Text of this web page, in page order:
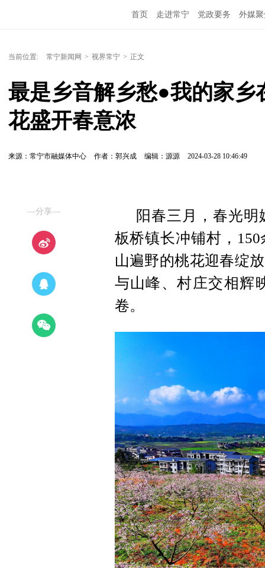
首页 走进常宁 党政要务 外媒
当前位置: 常宁新闻网 > 视界常宁 > 正文
最是乡音解乡愁●我的家乡
花盛开春意浓
来源：常宁市融媒体中心 作者：郭兴成 编辑：源源 2024-03-28 10:46:49
—分享—
阳春三月，春光
板桥镇长冲铺村，
山遍野的桃花迎春绽
与山峰、村庄交相辉
卷。